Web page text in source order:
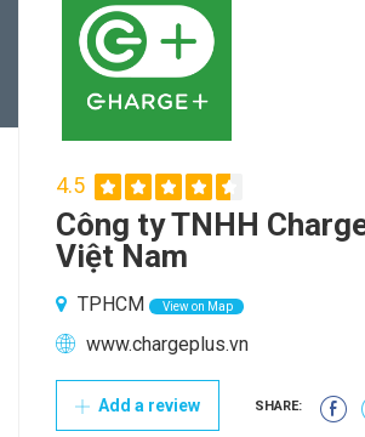
4.5
Công ty TNHH
Việt Nam
TPHCM View on Map
www.chargeplus.vn
Add a review SHARE: